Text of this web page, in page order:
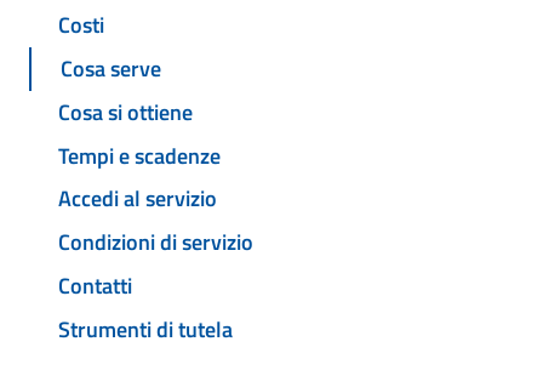
Costi
Cosa serve
Cosa si ottiene
Tempi e scadenze
Accedi al servizio
Condizioni di servizio
Contatti
Strumenti di tutela